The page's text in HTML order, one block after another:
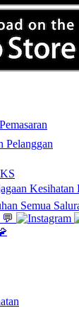
Pelanggan
Semua
💬